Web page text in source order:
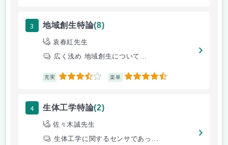
3 地域創生特論(8)
袁春紅先生
広く浅め 地域創生について...
充実 3.5 楽単 4.5
4 生体工学特論(2)
佐々木誠先生
生体工学に関するセンサであっ...